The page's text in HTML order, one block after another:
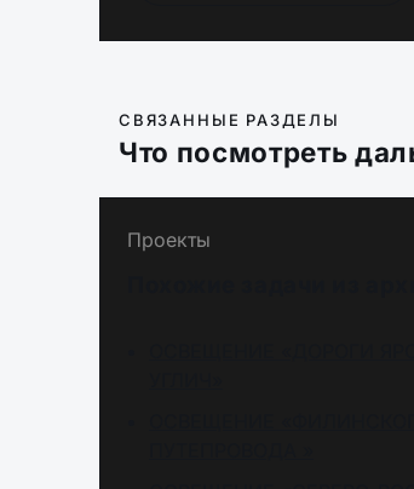
СВЯЗАННЫЕ РАЗДЕЛЫ
Что посмотреть
Проекты